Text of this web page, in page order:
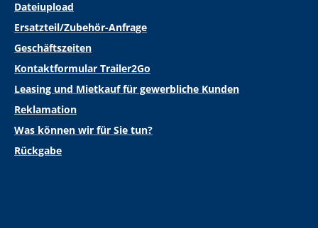
Dateiupload
Ersatzteil/Zubehör-Anfrage
Geschäftszeiten
Kontaktformular Trailer2Go
Leasing und Mietkauf für gewerbliche Kunden
Reklamation
Was können wir für Sie tun?
Rückgabe